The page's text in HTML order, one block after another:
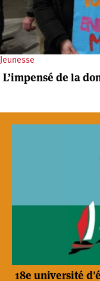
Jeunesse
L’impensé de la
18e université